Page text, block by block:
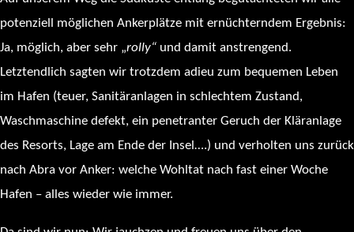
potenziell möglichen Ankerplätze mit ernüchterndem Ergebnis:
Ja, möglich, aber sehr „rolly“ und damit anstrengend.
Letztendlich sagten wir trotzdem adieu zum bequemen Leben
im Hafen (teuer, Sanitäranlagen in schlechtem Zustand,
Waschmaschine defekt, ein penetranter Geruch der Kläranlage
des Resorts, Lage am Ende der Insel….) und verholten uns zurück
nach Abra vor Anker: welche Wohltat nach fast einer Woche
Hafen – alles wieder wie immer.